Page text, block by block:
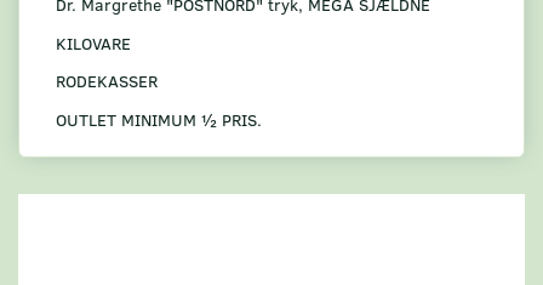
Dr. Margrethe "POSTNORD" tryk, MEGA SJÆLDNE
KILOVARE
RODEKASSER
OUTLET MINIMUM ½ PRIS.